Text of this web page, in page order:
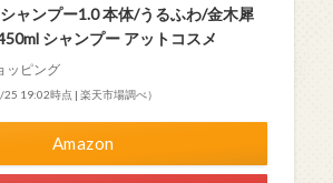
ャンプー1.0 本体/うるふわ/金木犀
シャンプー アットコスメ
ッピング
25 19:02時点 | 楽天市場調べ）
Amazon